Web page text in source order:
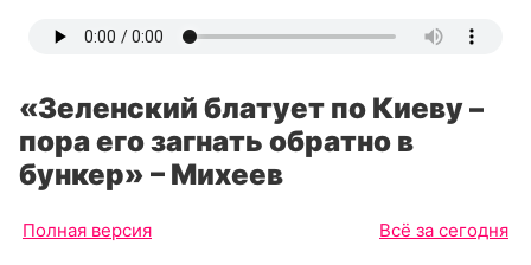
«Зеленский блатует по Киеву –
пора его загнать обратно в
бункер» – Михеев
Полная версия Всё за сегодня